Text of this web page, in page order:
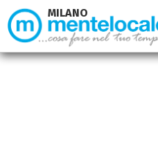
MILANO